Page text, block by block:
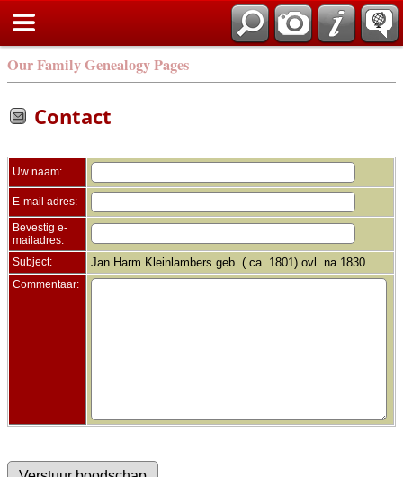
Our Family Genealogy Pages
Contact
Uw naam:
E-mail adres:
Bevestig e-
mailadres:
Subject:
Jan Harm Kleinlambers geb. ( ca. 1801) ovl. na 1830
Commentaar: